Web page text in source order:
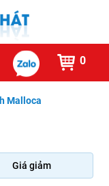
0
Malloca
Giá giảm